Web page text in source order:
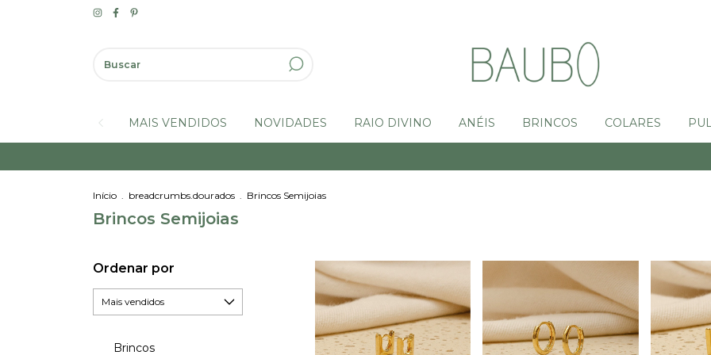
MAIS VENDIDOS NOVIDADES RAIO DIVINO ANÉIS BRINCOS COLARES
Início . breadcrumbs.dourados . Brincos Semijoias
Brincos Semijoias
Ordenar por
Brincos